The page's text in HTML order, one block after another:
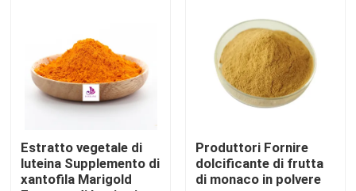
Notizie
Estratto naturale della pianta
Estratto vegetale di
luteina Supplemento di
xantofila Marigold
Produttori Fornire
dolcificante di frutta
di monaco in polvere